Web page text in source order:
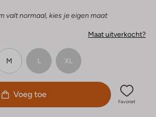
valt normaal, kies je eigen maat
Maat uitverkocht?
M L XL
Voeg toe
Favoriet